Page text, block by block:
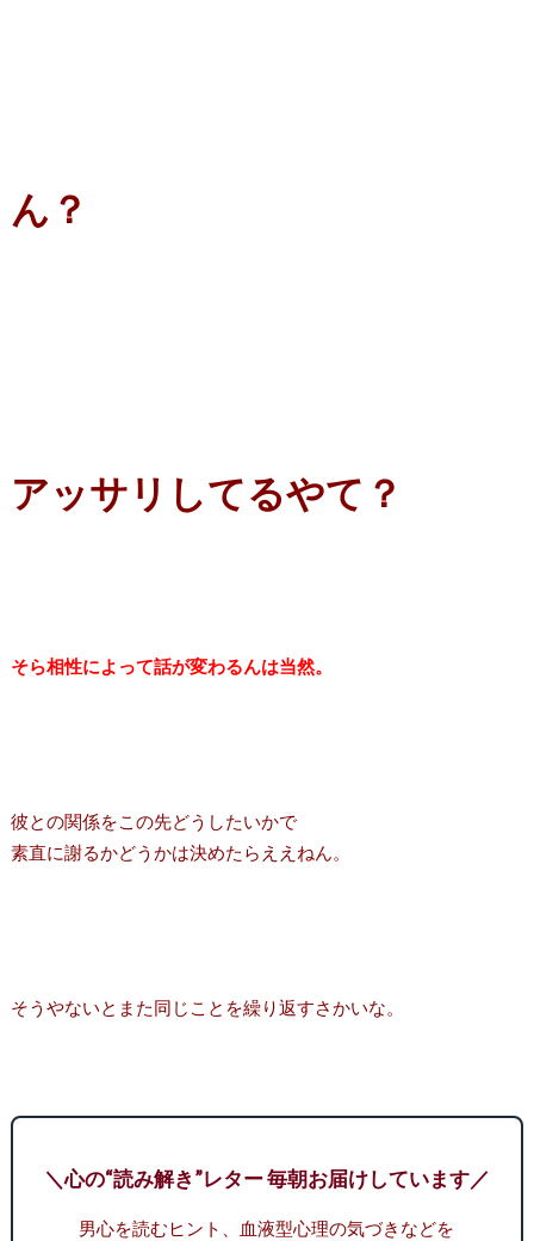
ん？
アッサリしてるやて？
そら相性によって話が変わるんは当然。
彼との関係をこの先どうしたいかで
素直に謝るかどうかは決めたらええねん。
そうやないとまた同じことを繰り返すさかいな。
＼心の“読み解き”レター 毎朝お届けしています／
男心を読むヒント、血液型心理の気づきなどを